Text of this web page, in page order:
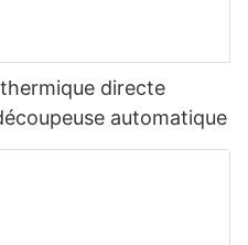
directe
automatique